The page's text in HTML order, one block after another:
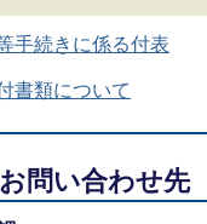
手続きに係る付表
書類について
問い合わせ先